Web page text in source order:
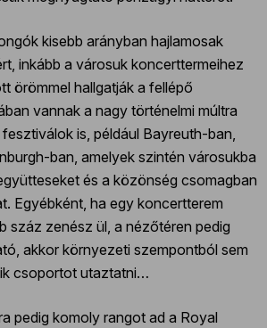
kisebb arányban hajlamosak
inkább a városuk koncerttermeihez
örömmel hallgatják a fellépő
vannak a nagy történelmi múltra
is, például Bayreuth-ban,
ban, amelyek szintén városukba
és a közönség csomagban
Egyébként, ha egy koncertterem
száz zenész ül, a nézőtéren pedig
akkor környezeti szempontból sem
csoportot utaztatni…
pedig komoly rangot ad a Royal